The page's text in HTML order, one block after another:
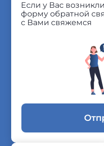
Если у Вас
форму обратной
с Вами свяжемся